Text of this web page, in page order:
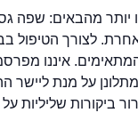
יותר מהבאים: שפה
לצורך הטיפול
איננו
על מנת ליישר
ביקורות שליליות